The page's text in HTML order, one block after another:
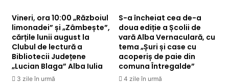
Vineri, ora 10:00 „Războiul
limonadei” și „Zâmbește”,
cărțile lunii august la
Clubul de lectură a
Bibliotecii Județene
„Lucian Blaga” Alba Iulia
3 zile în urmă
S-a încheiat cea de-a
doua ediție a Școlii de
vară Alba Vernaculară, cu
tema „Șuri și case cu
acoperiș de paie din
comuna Întregalde”
4 zile în urmă